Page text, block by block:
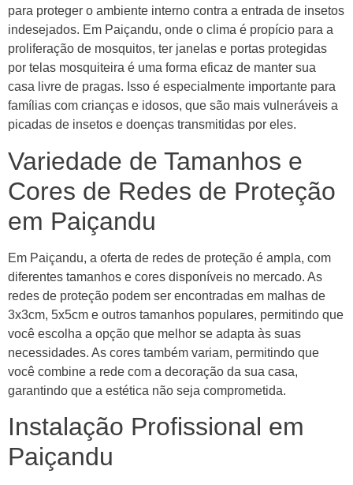
para proteger o ambiente interno contra a entrada de insetos
indesejados. Em Paiçandu, onde o clima é propício para a
proliferação de mosquitos, ter janelas e portas protegidas
por telas mosquiteira é uma forma eficaz de manter sua
casa livre de pragas. Isso é especialmente importante para
famílias com crianças e idosos, que são mais vulneráveis a
picadas de insetos e doenças transmitidas por eles.
Variedade de Tamanhos e
Cores de Redes de Proteção
em Paiçandu
Em Paiçandu, a oferta de redes de proteção é ampla, com
diferentes tamanhos e cores disponíveis no mercado. As
redes de proteção podem ser encontradas em malhas de
3x3cm, 5x5cm e outros tamanhos populares, permitindo que
você escolha a opção que melhor se adapta às suas
necessidades. As cores também variam, permitindo que
você combine a rede com a decoração da sua casa,
garantindo que a estética não seja comprometida.
Instalação Profissional em
Paiçandu